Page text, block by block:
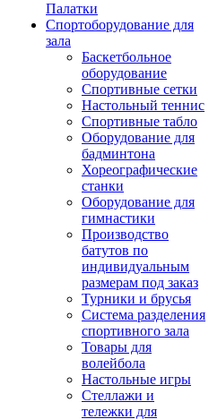
Палатки
Спортоборудование для
зала
Баскетбольное
оборудование
Спортивные сетки
Настольный теннис
Спортивные табло
Оборудование для
бадминтона
Хореографические
станки
Оборудование для
гимнастики
Производство
батутов по
индивидуальным
размерам под заказ
Турники и брусья
Система разделения
спортивного зала
Товары для
волейбола
Настольные игры
Стеллажи и
тележки для